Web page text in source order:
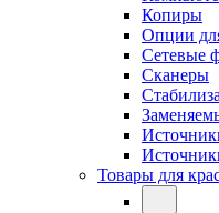
Копиры
Опции
Сетевые
Сканеры
Товары для